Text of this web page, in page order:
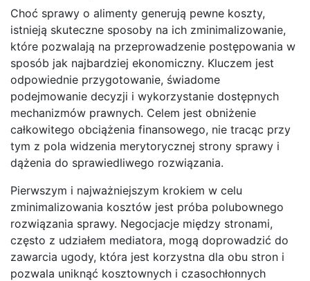
Choć sprawy o alimenty generują pewne koszty,
istnieją skuteczne sposoby na ich zminimalizowanie,
które pozwalają na przeprowadzenie postępowania w
sposób jak najbardziej ekonomiczny. Kluczem jest
odpowiednie przygotowanie, świadome
podejmowanie decyzji i wykorzystanie dostępnych
mechanizmów prawnych. Celem jest obniżenie
całkowitego obciążenia finansowego, nie tracąc przy
tym z pola widzenia merytorycznej strony sprawy i
dążenia do sprawiedliwego rozwiązania.
Pierwszym i najważniejszym krokiem w celu
zminimalizowania kosztów jest próba polubownego
rozwiązania sprawy. Negocjacje między stronami,
często z udziałem mediatora, mogą doprowadzić do
zawarcia ugody, która jest korzystna dla obu stron i
pozwala uniknąć kosztownych i czasochłonnych